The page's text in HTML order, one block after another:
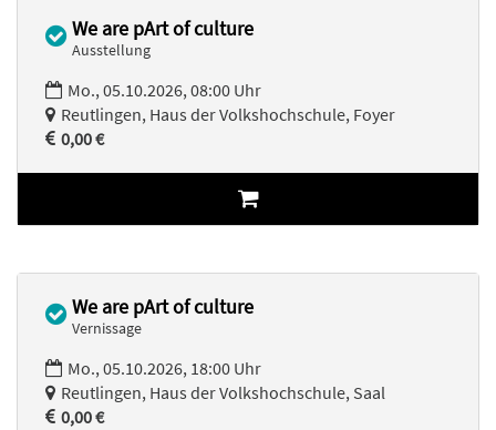
We are pArt of culture
Ausstellung
Mo., 05.10.2026, 08:00 Uhr
Reutlingen, Haus der Volkshochschule, Foyer
0,00 €
We are pArt of culture
Vernissage
Mo., 05.10.2026, 18:00 Uhr
Reutlingen, Haus der Volkshochschule, Saal
0,00 €